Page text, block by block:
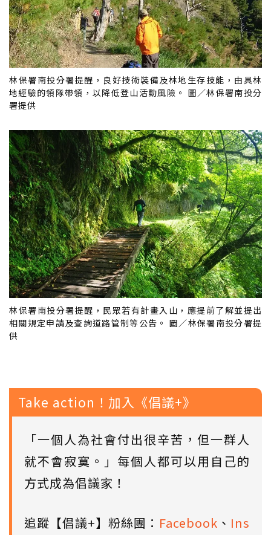
林保署南投分署提醒，良好技術裝備及林地生存技能，由具林
地經驗的領隊帶領，以降低登山活動風險。 圖／林保署南投分
署提供
林保署南投分署提醒，民眾若有計畫入山，應提前了解並提出
相關規定申請及查詢道路管制等公告。 圖／林保署南投分署提
供
Take action！加入《倡議+》
「一個人為社會付出很辛苦，但一群人
就不會寂寞。」每個人都可以用自己的
方式成為倡議家！
追蹤【倡議+】粉絲團： Facebook 、 Ins